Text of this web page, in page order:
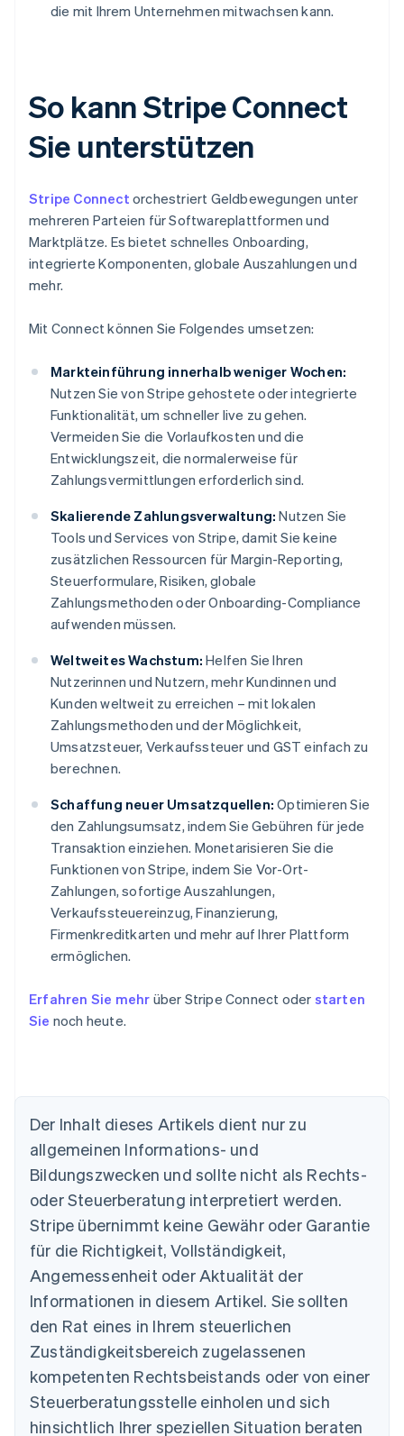
die mit Ihrem Unternehmen mitwachsen kann.
So kann Stripe Connect
Sie unterstützen
Stripe Connect orchestriert Geldbewegungen unter
mehreren Parteien für Softwareplattformen und
Marktplätze. Es bietet schnelles Onboarding,
integrierte Komponenten, globale Auszahlungen und
mehr.
Mit Connect können Sie Folgendes umsetzen:
Markteinführung innerhalb weniger Wochen:
Nutzen Sie von Stripe gehostete oder integrierte
Funktionalität, um schneller live zu gehen.
Vermeiden Sie die Vorlaufkosten und die
Entwicklungszeit, die normalerweise für
Zahlungsvermittlungen erforderlich sind.
Skalierende Zahlungsverwaltung: Nutzen Sie
Tools und Services von Stripe, damit Sie keine
zusätzlichen Ressourcen für Margin-Reporting,
Steuerformulare, Risiken, globale
Zahlungsmethoden oder Onboarding-Compliance
aufwenden müssen.
Weltweites Wachstum: Helfen Sie Ihren
Nutzerinnen und Nutzern, mehr Kundinnen und
Kunden weltweit zu erreichen – mit lokalen
Zahlungsmethoden und der Möglichkeit,
Umsatzsteuer, Verkaufssteuer und GST einfach zu
berechnen.
Schaffung neuer Umsatzquellen: Optimieren Sie
den Zahlungsumsatz, indem Sie Gebühren für jede
Transaktion einziehen. Monetarisieren Sie die
Funktionen von Stripe, indem Sie Vor-Ort-
Zahlungen, sofortige Auszahlungen,
Verkaufssteuereinzug, Finanzierung,
Firmenkreditkarten und mehr auf Ihrer Plattform
ermöglichen.
Erfahren Sie mehr über Stripe Connect oder starten
Sie noch heute.
Der Inhalt dieses Artikels dient nur zu
allgemeinen Informations- und
Bildungszwecken und sollte nicht als Rechts-
oder Steuerberatung interpretiert werden.
Stripe übernimmt keine Gewähr oder Garantie
für die Richtigkeit, Vollständigkeit,
Angemessenheit oder Aktualität der
Informationen in diesem Artikel. Sie sollten
den Rat eines in Ihrem steuerlichen
Zuständigkeitsbereich zugelassenen
kompetenten Rechtsbeistands oder von einer
Steuerberatungsstelle einholen und sich
hinsichtlich Ihrer speziellen Situation beraten
Australien
English
Belgien
Nederlands Français DeutschEnglish
Brasilien
PortuguêsEnglish
English
Dänemark
English
Deutschland
Deutsch English
Estland
Festlandchina
简体中文English